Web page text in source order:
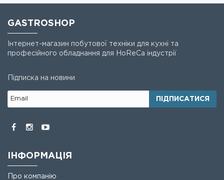
GASTROSHOP
Інтернет-магазин побутової техніки для кухні та
професійного обладнання для HoReCa індустрії
Підписка на новини
ПІДПИСАТИСЯ
ІНФОРМАЦІЯ
Про компанію